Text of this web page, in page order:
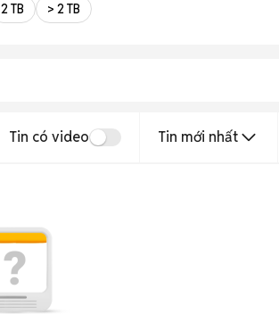
2 TB > 2 TB
Tin có video Tin mới nhất